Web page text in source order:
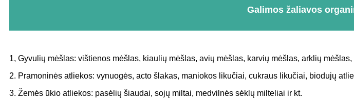
Galimos žaliavos
1, Gyvulių mėšlas: vištienos mėšlas, kiaulių mėšlas, avių mėšlas, karvių mėšlas, arklių mėšlas,
2. Pramoninės atliekos: vynuogės, acto šlakas, maniokos likučiai, cukraus likučiai, biodujų
3. Žemės ūkio atliekos: pasėlių šiaudai, sojų miltai, medvilnės sėklų milteliai ir kt.